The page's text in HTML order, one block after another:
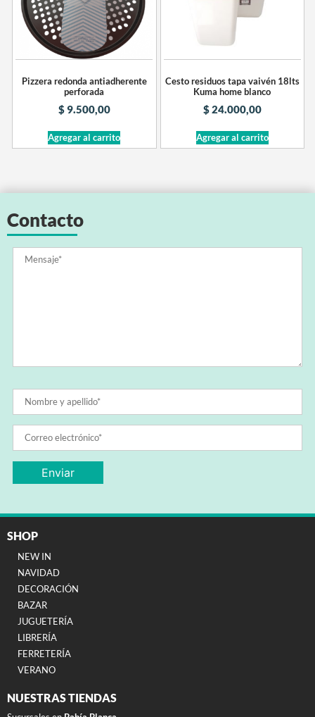
Pizzera redonda antiadherente
perforada
$9.500,00
Agregar al carrito
Cesto residuos tapa vaivén 18lts
Kuma home blanco
$24.000,00
Agregar al carrito
Contacto
SHOP
NEW IN
NAVIDAD
DECORACIÓN
BAZAR
JUGUETERÍA
LIBRERÍA
FERRETERÍA
VERANO
NUESTRAS TIENDAS